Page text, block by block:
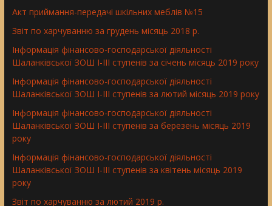
Aкт приймання-передачі шкільних меблів №15
Звіт по харчуванню за грудень місяць 2018 р.
Інформація фінансово-господарської діяльності
Шаланківської ЗОШ І-ІІІ ступенів за січень місяць 2019 року
Інформація фінансово-господарської діяльності
Шаланківської ЗОШ І-ІІІ ступенів за лютий місяць 2019 року
Інформація фінансово-господарської діяльності
Шаланківської ЗОШ І-ІІІ ступенів за березень місяць 2019
року
Інформація фінансово-господарської діяльності
Шаланківської ЗОШ І-ІІІ ступенів за квітень місяць 2019
року
Звіт по харчуванню за лютий 2019 р.